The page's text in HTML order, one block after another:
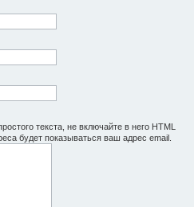
текста, не включайте в него HTML
будет показываться ваш адрес email.